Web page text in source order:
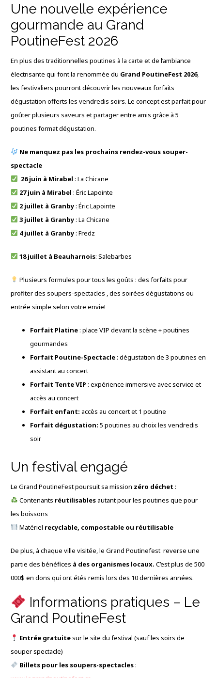
Une nouvelle expérience
gourmande au Grand
PoutineFest 2026
En plus des traditionnelles poutines à la carte et de l’ambiance
électrisante qui font la renommée du Grand PoutineFest 2026,
les festivaliers pourront découvrir les nouveaux forfaits
dégustation offerts les vendredis soirs. Le concept est parfait pour
goûter plusieurs saveurs et partager entre amis grâce à 5
poutines format dégustation.
Ne manquez pas les prochains rendez-vous souper-
spectacle
26 juin à Mirabel : La Chicane
27 juin à Mirabel : Éric Lapointe
2 juillet à Granby: Éric Lapointe
3 juillet à Granby: La Chicane
4 juillet à Granby: Fredz
18 juillet à Beauharnois: Salebarbes
Plusieurs formules pour tous les goûts : des forfaits pour
profiter des soupers-spectacles , des soirées dégustations ou
entrée simple selon votre envie!
Forfait Platine: place VIP devant la scène + poutines
gourmandes
Forfait Poutine-Spectacle: dégustation de 3 poutines en
assistant au concert
Forfait Tente VIP : expérience immersive avec service et
accès au concert
Forfait enfant: accès au concert et 1 poutine
Forfait dégustation:5 poutines au choix les vendredis
soir
Un festival engagé
Le Grand PoutineFest poursuit sa mission zéro déchet :
Contenants réutilisables autant pour les poutines que pour
les boissons
Matériel recyclable, compostable ou réutilisable
De plus, à chaque ville visitée, le Grand Poutinefest reverse une
partie des bénéfices à des organismes locaux.C’est plus de 500
000$ en dons qui ont étés remis lors des 10 dernières années.
Informations pratiques – Le
Grand PoutineFest
Entrée gratuitesur le site du festival (sauf les soirs de
souper spectacle)
Billets pour les soupers-spectacles: